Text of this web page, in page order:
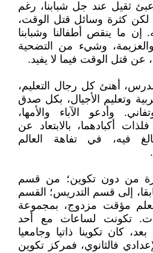
ثقيل عند جل شبابنا، رغم
لكن كثرة وسائل قتل الوقت،
ما ينقص أطفالنا وشبابنا
والعزيمة، وشيء من التضحية
عن قتل الوقت فيما لا يفيد.
أهنئ كل رجال التعليم،
وتعليم الأجيال، بكل صدق
وأدعو الآباء والأمها،
فلذات أكبادهما، بالابتعاد عن
فيه، في تفاهة العالم
من دون تكوين؛ من قسم
إلى قسم التدريس؛ القسم
ابتدائي 1965، كمعلم مؤقت مزدوج، بمجموعة
تكونت لساعات مع أحد
كان تكوينا ذاتيا وجامعيا
فالثانوي، فمركز تكوين